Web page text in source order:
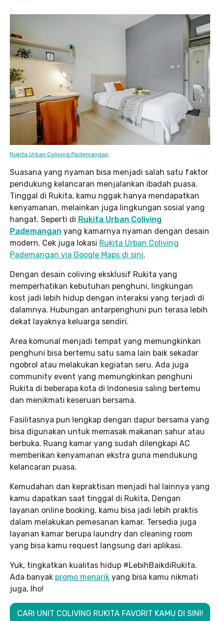
Rukita Urban Coliving Pademangan
Suasana yang nyaman bisa menjadi salah satu faktor
pendukung kelancaran menjalankan ibadah puasa.
Tinggal di Rukita, kamu nggak hanya mendapatkan
kenyamanan, melainkan juga lingkungan sosial yang
hangat. Seperti di Rukita Urban Coliving
Pademangan yang kamarnya nyaman dengan desain
modern. Cek juga lokasi Rukita Urban Coliving
Pademangan via Google Maps di sini.
Dengan desain coliving eksklusif Rukita yang
memperhatikan kebutuhan penghuni, lingkungan
kost jadi lebih hidup dengan interaksi yang terjadi di
dalamnya. Hubungan antarpenghuni pun terasa lebih
dekat layaknya keluarga sendiri.
Area komunal menjadi tempat yang memungkinkan
penghuni bisa bertemu satu sama lain baik sekadar
ngobrol atau melakukan kegiatan seru. Ada juga
community event yang memungkinkan penghuni
Rukita di beberapa kota di Indonesia saling bertemu
dan menikmati keseruan bersama.
Fasilitasnya pun lengkap dengan dapur bersama yang
bisa digunakan untuk memasak makanan sahur atau
berbuka. Ruang kamar yang sudah dilengkapi AC
memberikan kenyamanan ekstra guna mendukung
kelancaran puasa.
Kemudahan dan kepraktisan menjadi hal lainnya yang
kamu dapatkan saat tinggal di Rukita, Dengan
layanan online booking, kamu bisa jadi lebih praktis
dalam melakukan pemesanan kamar. Tersedia juga
layanan kamar berupa laundry dan cleaning room
yang bisa kamu request langsung dari aplikasi.
Yuk, tingkatkan kualitas hidup #LebihBaikdiRukita.
Ada banyak promo menarik yang bisa kamu nikmati
juga, lho!
CARI UNIT COLIVING RUKITA FAVORIT KAMU DI SINI!